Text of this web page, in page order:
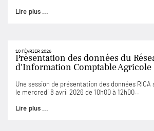
Lire plus ...
10 FÉVRIER 2026
Présentation des données du
d'Information Comptable Agricole
Une session de présentation des données RICA
le mercredi 8 avril 2026 de 10h00 à 12h00…
Lire plus ...